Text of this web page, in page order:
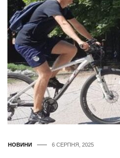
НОВИНИ 6 СЕРПНЯ, 2025